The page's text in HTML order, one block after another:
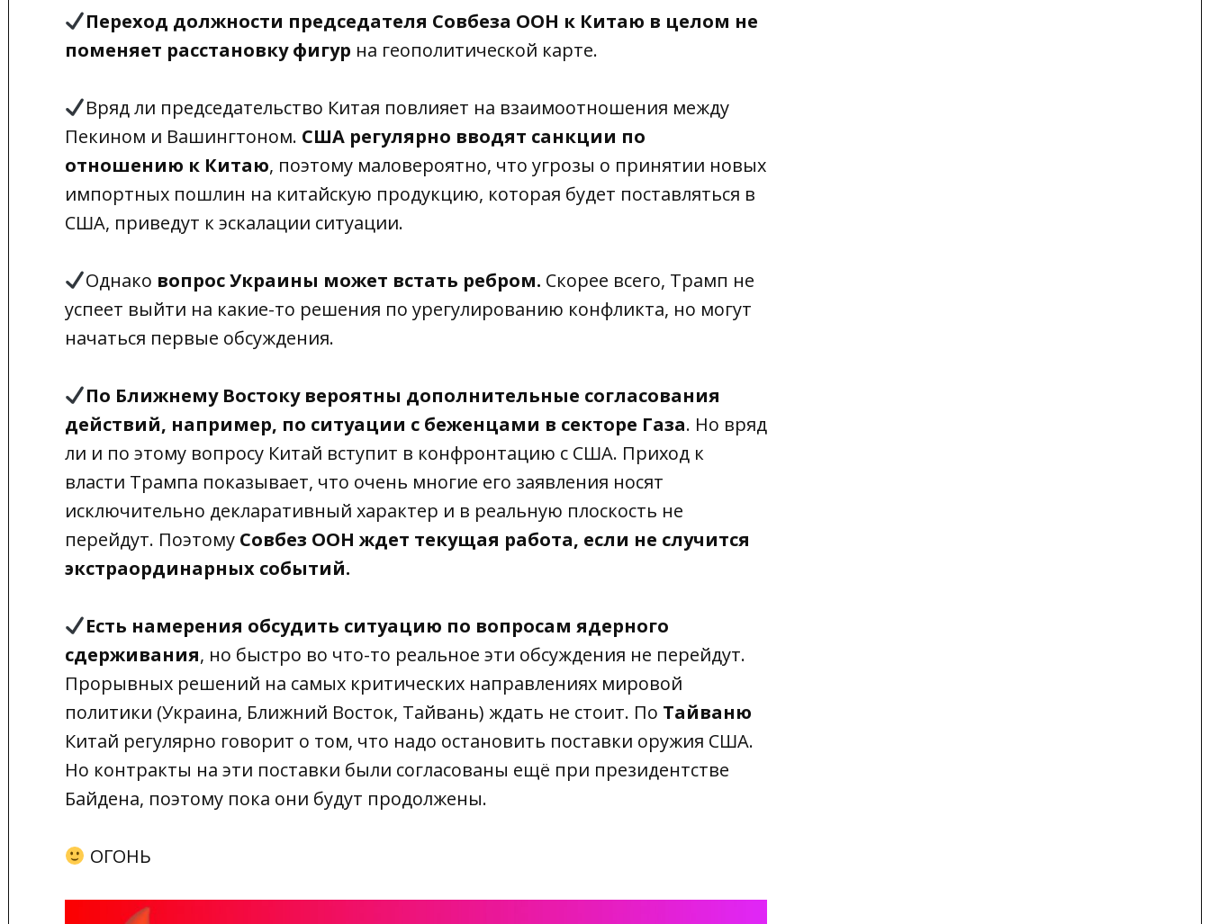
Переход должности председателя Совбеза ООН к Китаю в целом не
поменяет расстановку фигур на геополитической карте.
Вряд ли председательство Китая повлияет на взаимоотношения между
Пекином и Вашингтоном. США регулярно вводят санкции по
отношению к Китаю, поэтому маловероятно, что угрозы о принятии новых
импортных пошлин на китайскую продукцию, которая будет поставляться в
США, приведут к эскалации ситуации.
Однако вопрос Украины может встать ребром. Скорее всего, Трамп не
успеет выйти на какие-то решения по урегулированию конфликта, но могут
начаться первые обсуждения.
По Ближнему Востоку вероятны дополнительные согласования
действий, например, по ситуации с беженцами в секторе Газа. Но вряд
ли и по этому вопросу Китай вступит в конфронтацию с США. Приход к
власти Трампа показывает, что очень многие его заявления носят
исключительно декларативный характер и в реальную плоскость не
перейдут. Поэтому Совбез ООН ждет текущая работа, если не случится
экстраординарных событий.
Есть намерения обсудить ситуацию по вопросам ядерного
сдерживания, но быстро во что-то реальное эти обсуждения не перейдут.
Прорывных решений на самых критических направлениях мировой
политики (Украина, Ближний Восток, Тайвань) ждать не стоит. По Тайваню
Китай регулярно говорит о том, что надо остановить поставки оружия США.
Но контракты на эти поставки были согласованы ещё при президентстве
Байдена, поэтому пока они будут продолжены.
ОГОНЬ